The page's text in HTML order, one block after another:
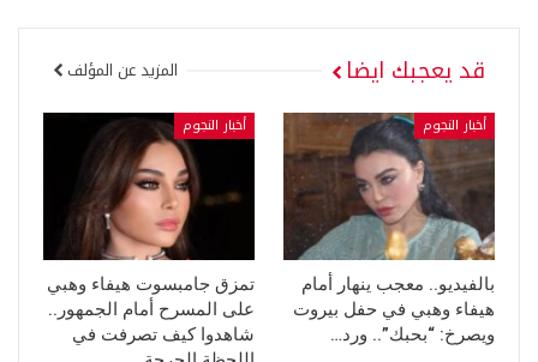
قد يعجبك ايضا المزيد عن المؤلف
أخبار النجوم
بالفيديو.. معجب ينهار أمام
هيفاء وهبي في حفل بيروت
ويصرخ: “بحبك”.. ورد…
أخبار النجوم
تمزق جامبسوت هيفاء وهبي
على المسرح أمام الجمهور..
شاهدوا كيف تصرفت في